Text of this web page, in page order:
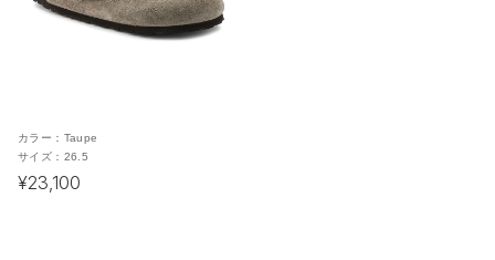
カラー： Taupe
サイズ： 26.5
¥23,100